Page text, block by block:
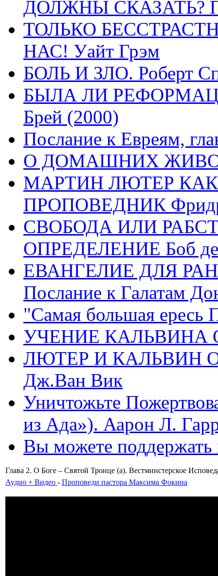
ДОЛЖНЫ СКАЗАТЬ?
ТОЛЬКО
НАС! Уайт Грэм
БОЛЬ И ЗЛО. Роберт
БЫЛА ЛИ
Брей (2000)
Послание к Евреям,
О ДОМАШНИХ
МАРТИН ЛЮТЕР
ПРОПОВЕДНИК
СВОБОДА ИЛИ
ОПРЕДЕЛЕНИЕ Боб де
ЕВАНГЕЛИЕ ДЛЯ
Послание к Галатам
"Самая большая ересь
УЧЕНИЕ КАЛЬВИНА
ЛЮТЕР И КАЛЬВИН
Дж.Ван Вик
Уничтожьте
из Ада»). Аарон Л.
Вы можете
Глава 2. О Боге – Святой Троице (а). Вестминстерское
Аудио + Видео - Проповеди пастора Максима Фокина